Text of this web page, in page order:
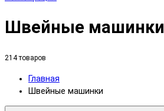
Швейные машинки
214 товаров
Главная
Швейные машинки